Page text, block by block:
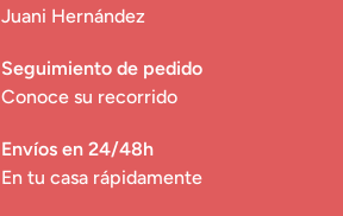
Juani Hernández
Seguimiento de pedido
Conoce su recorrido
Envíos en 24/48h
En tu casa rápidamente